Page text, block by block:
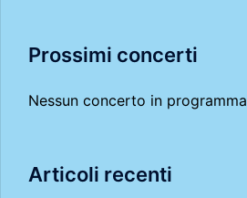
Prossimi concerti
Nessun concerto in programma
Articoli recenti